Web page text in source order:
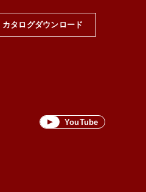
カタログダウンロード
YouTube